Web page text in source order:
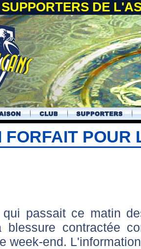
DE
POUR
passait ce matin
blessure contractée
week-end.